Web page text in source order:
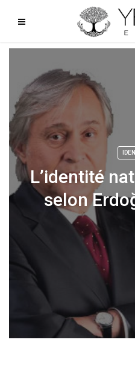
L’identité
selon